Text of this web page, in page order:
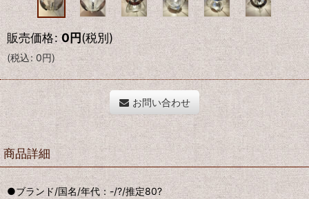
販売価格: 0円(税別)
(税込: 0円)
お問い合わせ
商品詳細
●ブランド/国名/年代：-/?/推定80?